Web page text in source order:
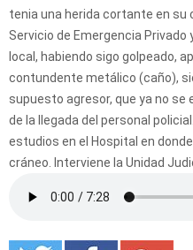
tenia una herida cortante en su
Servicio de Emergencia
local, habiendo sigo golpeado,
contundente metálico (caño),
supuesto agresor, que ya no
de la llegada del personal
estudios en el Hospital en
cráneo. Interviene la Unidad